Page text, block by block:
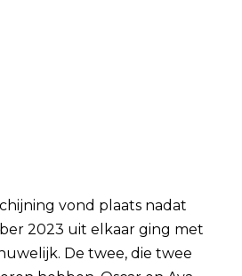
vond plaats nadat
2023 uit elkaar ging met
De twee, die twee